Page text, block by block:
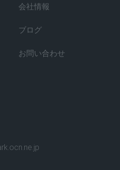
会社情報
ブログ
お問い合わせ